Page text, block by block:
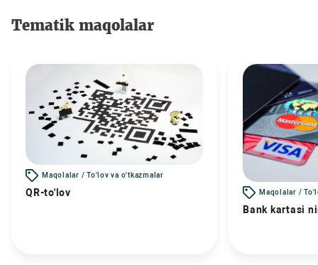
Tematik maqolalar
Maqolalar / To'lov va o'tkazmalar
QR-to'lov Maqolalar /
Bank kartasi